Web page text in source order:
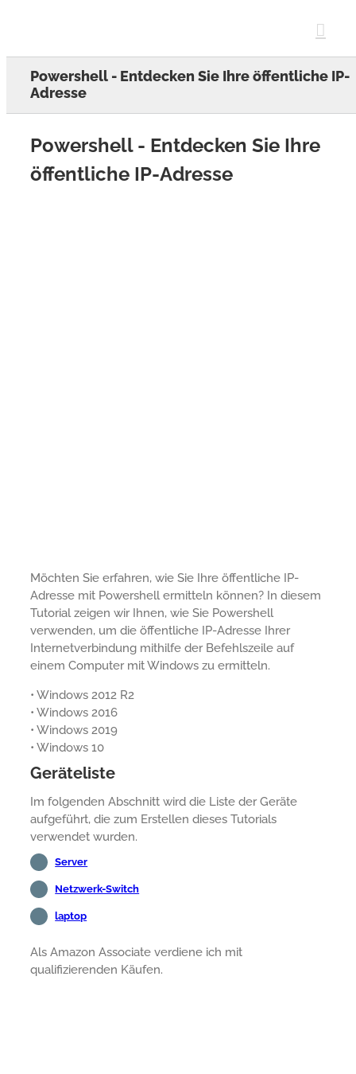
Powershell - Entdecken Sie Ihre öffentliche IP-
Adresse
Powershell - Entdecken Sie Ihre
öffentliche IP-Adresse
Möchten Sie erfahren, wie Sie Ihre öffentliche IP-
Adresse mit Powershell ermitteln können? In diesem
Tutorial zeigen wir Ihnen, wie Sie Powershell
verwenden, um die öffentliche IP-Adresse Ihrer
Internetverbindung mithilfe der Befehlszeile auf
einem Computer mit Windows zu ermitteln.
• Windows 2012 R2
• Windows 2016
• Windows 2019
• Windows 10
Geräteliste
Im folgenden Abschnitt wird die Liste der Geräte
aufgeführt, die zum Erstellen dieses Tutorials
verwendet wurden.
Server
Netzwerk-Switch
laptop
Als Amazon Associate verdiene ich mit
qualifizierenden Käufen.